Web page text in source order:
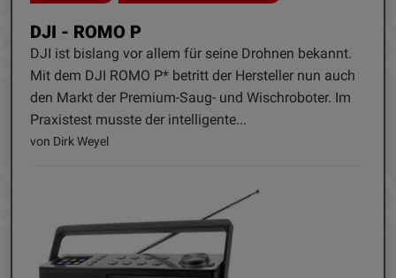
DJI - ROMO P
DJI ist bislang vor allem für seine Drohnen bekannt.
Mit dem DJI ROMO P* betritt der Hersteller nun auch
den Markt der Premium-Saug- und Wischroboter. Im
Praxistest musste der intelligente...
von Dirk Weyel